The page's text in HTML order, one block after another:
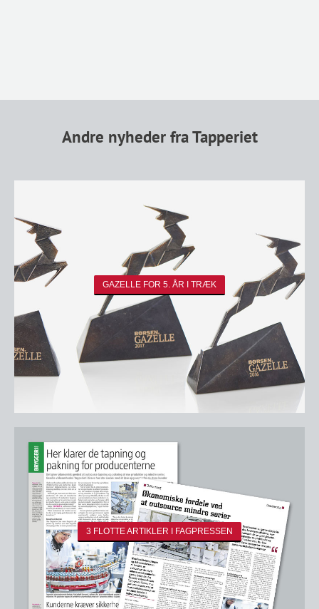
Andre nyheder fra Tapperiet
GAZELLE FOR 5. ÅR I TRÆK
3 FLOTTE ARTIKLER I FAGPRESSEN